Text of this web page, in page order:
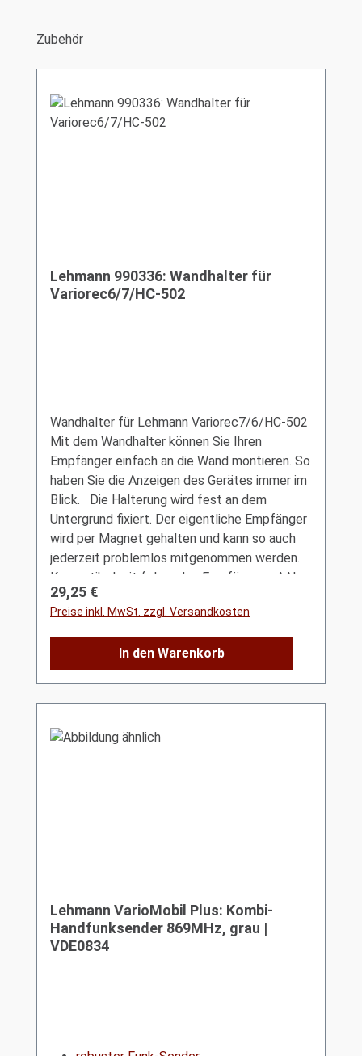
Produktgalerie überspringen
Zubehör
Lehmann 990336: Wandhalter für
Variorec6/7/HC-502
Wandhalter für Lehmann Variorec7/6/HC-502
Mit dem Wandhalter können Sie Ihren
Empfänger einfach an die Wand montieren. So
haben Sie die Anzeigen des Gerätes immer im
Blick. Die Halterung wird fest an dem
Untergrund fixiert. Der eigentliche Empfänger
wird per Magnet gehalten und kann so auch
jederzeit problemlos mitgenommen werden.
Kompatibel mit folgenden Empfängern: AAL-
Homecare HC-Nursecall AAL-Homecare HC-
502 AAL-Homecare HC-526-00 AAL-
Homecare HC-526-01 Lehmann Variorec6
Lehmann Variorec7 Kein Empfänger im
Lieferumfang enthalten!
Regulärer Preis:
29,25 €
Preise inkl. MwSt. zzgl. Versandkosten
In den Warenkorb
Lehmann VarioMobil Plus: Kombi-
Handfunksender 869MHz, grau |
VDE0834